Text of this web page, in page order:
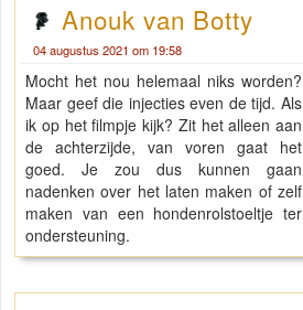
Anouk van Botty
04 augustus 2021 om 19:58
Mocht het nou helemaal niks worden?
Maar geef die injecties even de tijd. Als
ik op het filmpje kijk? Zit het alleen aan
de achterzijde, van voren gaat het
goed. Je zou dus kunnen gaan
nadenken over het laten maken of zelf
maken van een hondenrolstoeltje ter
ondersteuning.